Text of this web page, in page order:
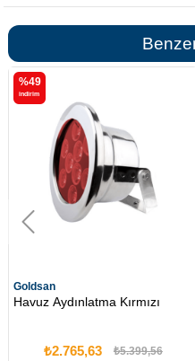
Goldsan
Havuz Aydınlatma Kırmızı
₺2.765,63 ₺5.399,56
%49
i̇ndirim